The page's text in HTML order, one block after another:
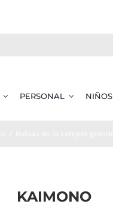
PERSONAL NIÑOS
KAIMONO